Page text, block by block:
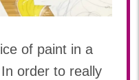
of paint in a
order to really